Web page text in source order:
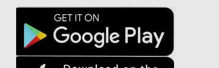
I NOSTRI HOTEL
OFFERTE
EVENTI
ATTIVITÀ